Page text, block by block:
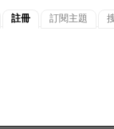
註冊 訂閱主題